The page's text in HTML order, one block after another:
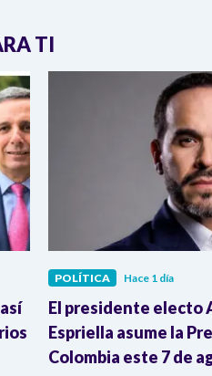
TI
POLÍTICA Hace 1 día
El presidente electo
Espriella asume la
Colombia este 7 de